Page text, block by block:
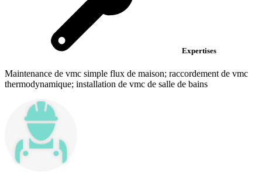
Expertises
Maintenance de vmc simple flux de maison; raccordement de vmc
thermodynamique; installation de vmc de salle de bains